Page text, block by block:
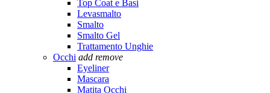
Top Coat e Basi
Levasmalto
Smalto
Smalto Gel
Trattamento Unghie
Occhi add remove
Eyeliner
Mascara
Matita Occhi